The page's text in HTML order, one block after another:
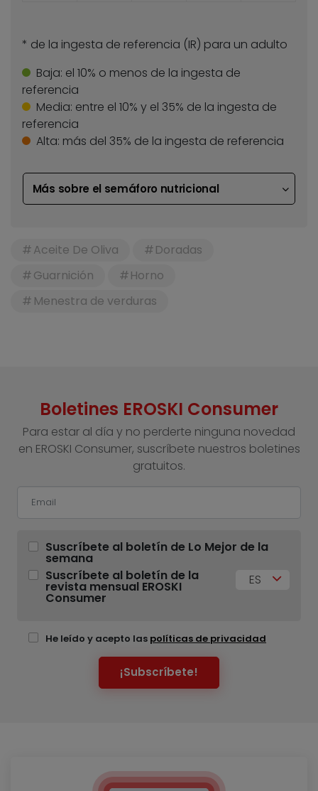
* de la ingesta de referencia (IR) para un adulto
Baja: el 10% o menos de la ingesta de
referencia
Media: entre el 10% y el 35% de la ingesta de
referencia
Alta: más del 35% de la ingesta de referencia
Más sobre el semáforo nutricional
Aceite De Oliva
Doradas
Guarnición
Horno
Menestra de verduras
Boletines EROSKI Consumer
Para estar al día y no perderte ninguna novedad
en EROSKI Consumer, suscríbete nuestros boletines
gratuitos.
Suscríbete al boletín de Lo Mejor de la
semana
Suscríbete al boletín de la
revista mensual EROSKI
Consumer
ES
He leído y acepto las políticas de privacidad
¡Subscríbete!